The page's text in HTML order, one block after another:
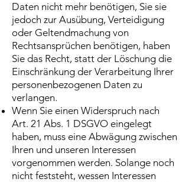
Daten nicht mehr benötigen, Sie sie
jedoch zur Ausübung, Verteidigung
oder Geltendmachung von
Rechtsansprüchen benötigen, haben
Sie das Recht, statt der Löschung die
Einschränkung der Verarbeitung Ihrer
personenbezogenen Daten zu
verlangen.
Wenn Sie einen Widerspruch nach
Art. 21 Abs. 1 DSGVO eingelegt
haben, muss eine Abwägung zwischen
Ihren und unseren Interessen
vorgenommen werden. Solange noch
nicht feststeht, wessen Interessen